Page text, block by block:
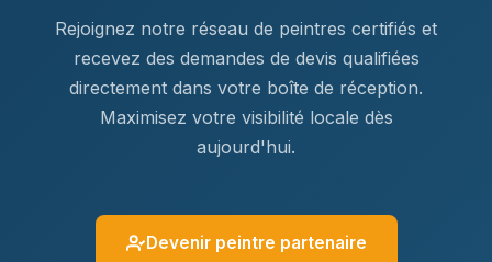
Rejoignez notre réseau de peintres certifiés et
recevez des demandes de devis qualifiées
directement dans votre boîte de réception.
Maximisez votre visibilité locale dès
aujourd'hui.
Devenir peintre partenaire